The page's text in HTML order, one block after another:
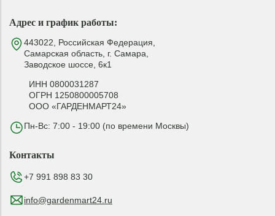
Адрес и график работы:
443022, Российская Федерация,
Самарская область, г. Самара,
Заводское шоссе, 6к1
ИНН 0800031287
ОГРН 1250800005708
ООО «ГАРДЕНМАРТ24»
Пн-Вс: 7:00 - 19:00 (по времени Москвы)
Контакты
+7 991 898 83 30
info@gardenmart24.ru